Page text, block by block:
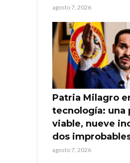
agosto 7, 2026
Patria Milagro
tecnología: una
viable, nueve
dos
agosto 7, 2026